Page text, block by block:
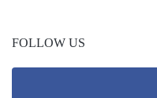
FOLLOW US